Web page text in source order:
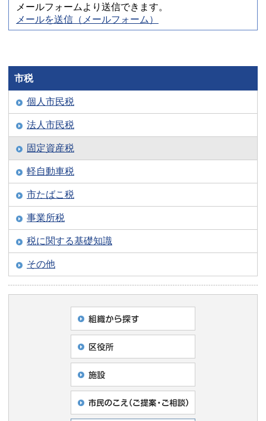
メールフォームより送信できます。
メールを送信（メールフォーム）
市税
個人市民税
法人市民税
固定資産税
軽自動車税
市たばこ税
事業所税
税に関する基礎知識
その他